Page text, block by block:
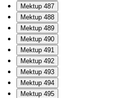
Mektup 487
Mektup 488
Mektup 489
Mektup 490
Mektup 491
Mektup 492
Mektup 493
Mektup 494
Mektup 495